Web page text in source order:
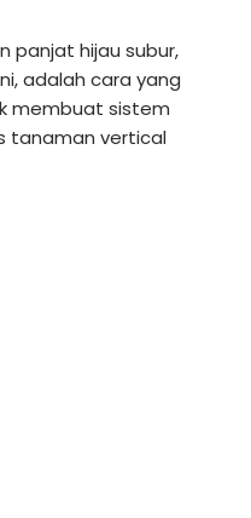
panjat hijau subur,
adalah cara yang
membuat sistem
tanaman vertical